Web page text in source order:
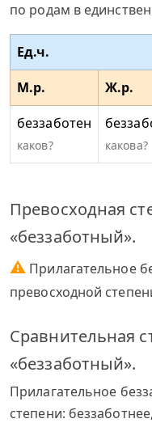
по родам в
Ед.ч.
М.р. Ж.р.
беззаботен
каков? какова?
Превосходная
«беззаботный».
⚠ Прилагательное
превосходной
Сравнительная
«беззаботный».
Прилагательное
степени: